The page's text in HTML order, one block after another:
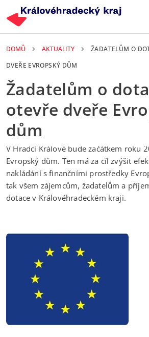
DOMŮ AKTUALITY
ŽADATELŮM O
DVEŘE EVROPSKÝ DŮM
Žadatelům o
otevře dveře
dům
21. 10. 2014
V Hradci Králové bude začátkem roku
Evropský dům. Ten má za cíl zvýšit
nakládání s finančními prostředky
tak všem zájemcům, žadatelům a
dotace v Královéhradeckém kraji.